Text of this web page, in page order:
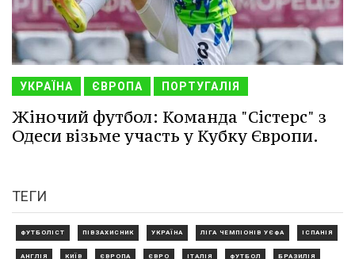
УКРАЇНА ЄВРОПА ПОРТУГАЛІЯ
Жіночий футбол: Команда "Сістерс" з
Одеси візьме участь у Кубку Європи.
ТЕГИ
ФУТБОЛІСТ ПІВЗАХИСНИК УКРАЇНА ЛІГА ЧЕМПІОНІВ УЄФА ІСПАНІЯ
АНГЛІЯ КИЇВ ЄВРОПА ЄВРО ІТАЛІЯ ФУТБОЛ БРАЗИЛІЯ